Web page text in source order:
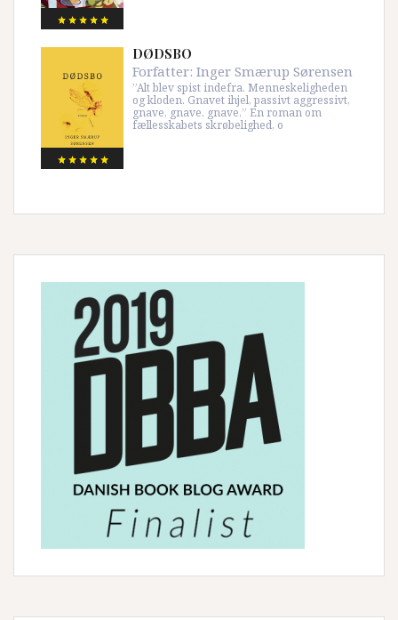
DØDSBO
Forfatter: Inger Smærup Sørensen
”Alt blev spist indefra. Menneskeligheden
og kloden. Gnavet ihjel, passivt aggressivt,
gnave, gnave, gnave.” En roman om
fællesskabets skrøbelighed, o